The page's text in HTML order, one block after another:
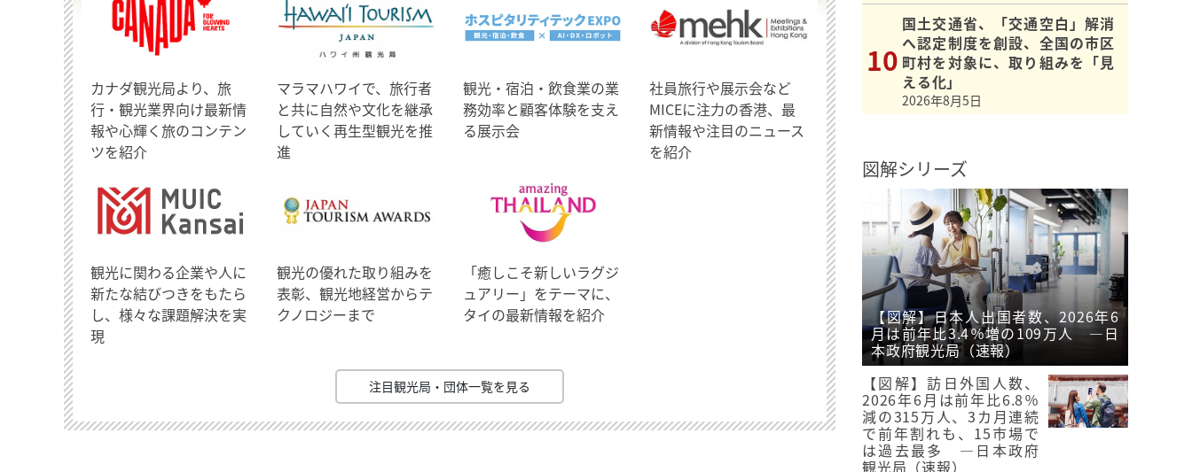
​カナダ観光局より、旅
行・観光業界向け最新情
報や心輝く旅のコンテン
ツを紹介
マラマハワイで、旅行者
と共に自然や文化を継承
していく再生型観光を推
進
観光・宿泊・飲食業の業
務効率と顧客体験を支え
る展示会
社員旅行や展示会など
MICEに注力の香港、最
新情報や注目のニュース
を紹介
観光に関わる企業や人に
新たな結びつきをもたら
し、様々な課題解決を実
現
観光の優れた取り組みを
表彰、観光地経営からテ
クノロジーまで
「癒しこそ新しいラグジ
ュアリー」をテーマに、
タイの最新情報を紹介
注目観光局・団体一覧を見る
国土交通省、「交通空白」解消
へ認定制度を創設、全国の市区
町村を対象に、取り組みを「見
える化」
2026年8月5日
図解シリーズ
【図解】日本人出国者数、2026年6
月は前年比3.4％増の109万人 ―日
本政府観光局（速報）
【図解】訪日外国人数、
2026年6月は前年比6.8％
減の315万人、3カ月連続
で前年割れも、15市場で
は過去最多 ―日本政府
観光局（速報）